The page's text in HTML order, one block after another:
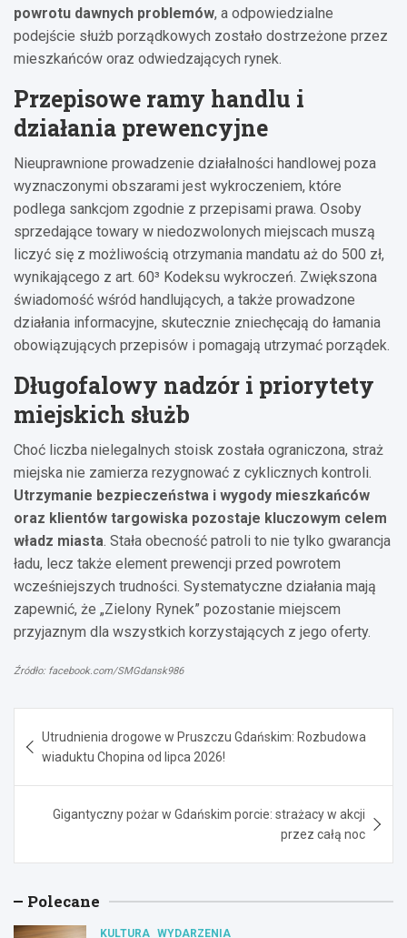
powrotu dawnych problemów, a odpowiedzialne
podejście służb porządkowych zostało dostrzeżone przez
mieszkańców oraz odwiedzających rynek.
Przepisowe ramy handlu i
działania prewencyjne
Nieuprawnione prowadzenie działalności handlowej poza
wyznaczonymi obszarami jest wykroczeniem, które
podlega sankcjom zgodnie z przepisami prawa. Osoby
sprzedające towary w niedozwolonych miejscach muszą
liczyć się z możliwością otrzymania mandatu aż do 500 zł,
wynikającego z art. 60³ Kodeksu wykroczeń. Zwiększona
świadomość wśród handlujących, a także prowadzone
działania informacyjne, skutecznie zniechęcają do łamania
obowiązujących przepisów i pomagają utrzymać porządek.
Długofalowy nadzór i priorytety
miejskich służb
Choć liczba nielegalnych stoisk została ograniczona, straż
miejska nie zamierza rezygnować z cyklicznych kontroli.
Utrzymanie bezpieczeństwa i wygody mieszkańców
oraz klientów targowiska pozostaje kluczowym celem
władz miasta. Stała obecność patroli to nie tylko gwarancja
ładu, lecz także element prewencji przed powrotem
wcześniejszych trudności. Systematyczne działania mają
zapewnić, że „Zielony Rynek” pozostanie miejscem
przyjaznym dla wszystkich korzystających z jego oferty.
Źródło: facebook.com/SMGdansk986
wpisu
Utrudnienia drogowe w Pruszczu Gdańskim: Rozbudowa
wiaduktu Chopina od lipca 2026!
Gigantyczny pożar w Gdańskim porcie: strażacy w akcji
przez całą noc
Polecane
KULTURA WYDARZENIA